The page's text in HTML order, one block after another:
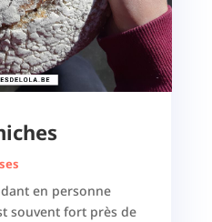
en personne
souvent fort près de